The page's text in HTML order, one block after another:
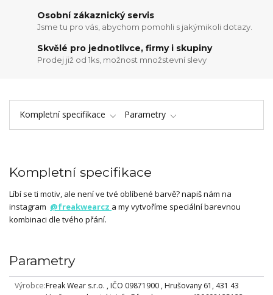
Osobní zákaznický servis
Jsme tu pro vás, abychom pomohli s jakýmikoli dotazy.
Skvělé pro jednotlivce, firmy i skupiny
Prodej již od 1ks, možnost množstevní slevy
Kompletní specifikace Parametry
Kompletní specifikace
Líbí se ti motiv, ale není ve tvé oblíbené barvě? napiš nám na
instagram @freakwearcz a my vytvoříme speciální barevnou
kombinaci dle tvého přání.
Parametry
Výrobce Freak Wear s.r.o. , IČO 09871900 , Hrušovany 61, 431 43